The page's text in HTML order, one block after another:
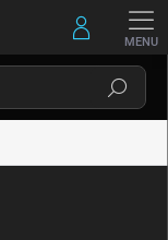
Hledat